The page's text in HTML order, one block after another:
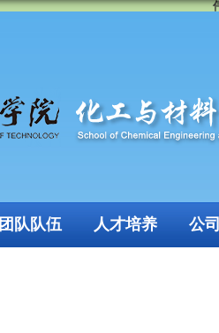
团队队伍 人才培养 公